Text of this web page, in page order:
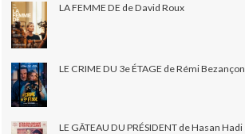
LA FEMME DE de David Roux
LE CRIME DU 3e ÉTAGE de Rémi Bezançon
LE GÂTEAU DU PRÉSIDENT de Hasan Hadi